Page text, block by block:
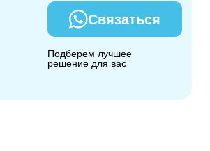
Связаться
Подберем лучшее
решение для вас